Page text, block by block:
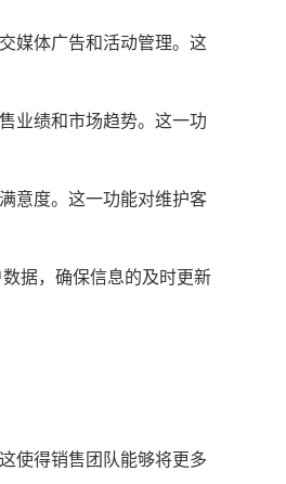
媒体广告和活动管理。这
业绩和市场趋势。这一功
意度。这一功能对维护客
据，确保信息的及时更新
使得销售团队能够将更多